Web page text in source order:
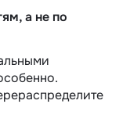
а не по